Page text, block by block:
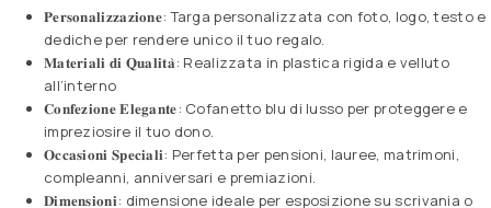
𝐏𝐞𝐫𝐬𝐨𝐧𝐚𝐥𝐢𝐳𝐳𝐚𝐳𝐢𝐨𝐧𝐞: Targa personalizzata con foto, logo, testo e
dediche per rendere unico il tuo regalo.
𝐌𝐚𝐭𝐞𝐫𝐢𝐚𝐥𝐢 𝐝𝐢 𝐐𝐮𝐚𝐥𝐢𝐭𝐚̀: Realizzata in plastica rigida e velluto
all’interno
𝐂𝐨𝐧𝐟𝐞𝐳𝐢𝐨𝐧𝐞 𝐄𝐥𝐞𝐠𝐚𝐧𝐭𝐞: Cofanetto blu di lusso per proteggere e
impreziosire il tuo dono.
𝐎𝐜𝐜𝐚𝐬𝐢𝐨𝐧𝐢 𝐒𝐩𝐞𝐜𝐢𝐚𝐥𝐢: Perfetta per pensioni, lauree, matrimoni,
compleanni, anniversari e premiazioni.
𝐃𝐢𝐦𝐞𝐧𝐬𝐢𝐨𝐧𝐢: dimensione ideale per esposizione su scrivania o